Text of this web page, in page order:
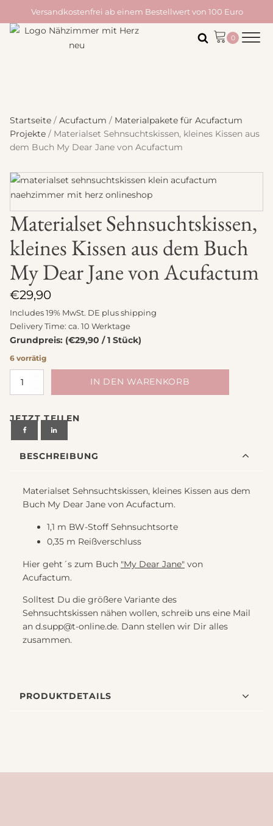
Versandkostenfrei ab einem Bestellwert von 100 Euro
Startseite / Acufactum / Materialpakete für Acufactum
Projekte / Materialset Sehnsuchtskissen, kleines Kissen aus
dem Buch My Dear Jane von Acufactum
Materialset Sehnsuchtskissen,
kleines Kissen aus dem Buch
My Dear Jane von Acufactum
€29,90
Includes 19% MwSt. DE plusshipping
Delivery Time: ca. 10 Werktage
Grundpreis: (€29,90 / 1 Stück)
6 vorrätig
Materialset
Sehnsuchtskissen,
Kissen
Buch
Jane
Acufactum
IN DEN WARENKORB
JETZT TEILEN
BESCHREIBUNG
Materialset Sehnsuchtskissen, kleines Kissen aus dem
Buch My Dear Jane von Acufactum.
1,1 m BW-Stoff Sehnsuchtsorte
0,35 m Reißverschluss
Hier geht´s zum Buch "My Dear Jane" von
Acufactum.
Solltest Du die größere Variante des
Sehnsuchtskissen nähen wollen, schreib uns eine Mail
an d.supp@t-online.de. Dann stellen wir Dir alles
zusammen.
PRODUKTDETAILS